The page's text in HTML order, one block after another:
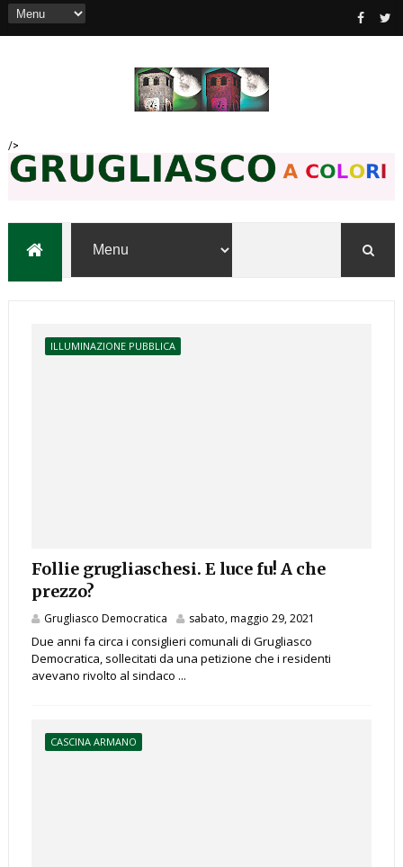
/>
ILLUMINAZIONE PUBBLICA
Follie grugliaschesi. E luce fu! A che
prezzo?
Grugliasco Democratica sabato, maggio 29, 2021
Due anni fa circa i consiglieri comunali di Grugliasco
Democratica, sollecitati da una petizione che i residenti
avevano rivolto al sindaco ...
CASCINA ARMANO